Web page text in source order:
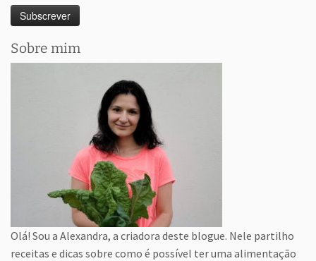
Sobre mim
Olá! Sou a Alexandra, a criadora deste blogue. Nele partilho
receitas e dicas sobre como é possível ter uma alimentação